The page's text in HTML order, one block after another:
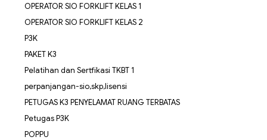
OPERATOR SIO FORKLIFT KELAS 1
OPERATOR SIO FORKLIFT KELAS 2
P3K
PAKET K3
Pelatihan dan Sertfikasi TKBT 1
perpanjangan-sio,skp,lisensi
PETUGAS K3 PENYELAMAT RUANG TERBATAS
Petugas P3K
POPPU